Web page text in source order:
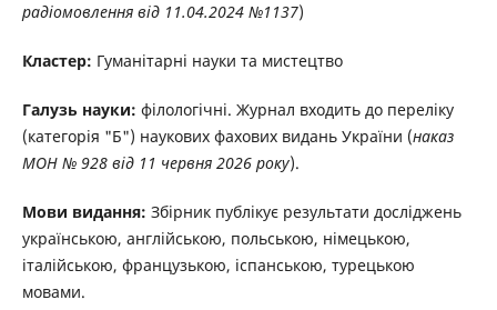
радіомовлення від 11.04.2024 №1137)
Кластер: Гуманітарні науки та мистецтво
Галузь науки: філологічні. Журнал входить до переліку
(категорія "Б") наукових фахових видань України (наказ
МОН № 928 від 11 червня 2026 року).
Мови видання: Збірник публікує результати досліджень
українською, англійською, польською, німецькою,
італійською, французькою, іспанською, турецькою
мовами.